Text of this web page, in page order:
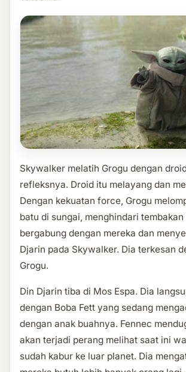
Skywalker melatih Grogu dengan
refleksnya. Droid itu melayang dan
Dengan kekuatan force, Grogu
batu di sungai, menghindari
bergabung dengan mereka dan
Djarin pada Skywalker. Dia terkesan
Grogu.
Din Djarin tiba di Mos Espa. Dia
dengan Boba Fett yang sedang
dengan anak buahnya. Fennec
akan terjadi perang melihat saat ini
sudah kabur ke luar planet. Dia